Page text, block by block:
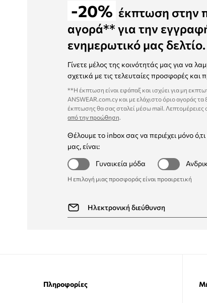
-20% έκπτωση στην
αγορά** για την
ενημερωτικό μας δελτίο.
Γίνετε μέλος της κοινότητάς μας για να
σχετικά με τις τελευταίες προσφορές και
**Η έκπτωση είναι εφάπαξ και ισχύει για μη
ANSWEAR.com.cy και με ελάχιστο όριο αγοράς
έκπτωσης θα σας σταλεί μέσω mail. Λεπτομέρειες
από την προώθηση.
Θέλουμε το inbox σας να περιέχει μόνο
μας, είναι:
Γυναικεία μόδα
Η επιλογή μιας προσφοράς είναι προαιρετική
Πληροφορίες